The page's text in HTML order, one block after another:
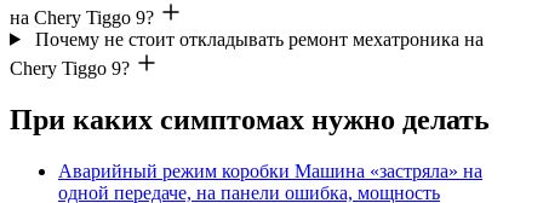
на Chery Tiggo 9?
Почему не стоит откладывать ремонт мехатроника на
Chery Tiggo 9?
При каких симптомах нужно делать
Аварийный режим коробки Машина «застряла» на
одной передаче, на панели ошибка, мощность